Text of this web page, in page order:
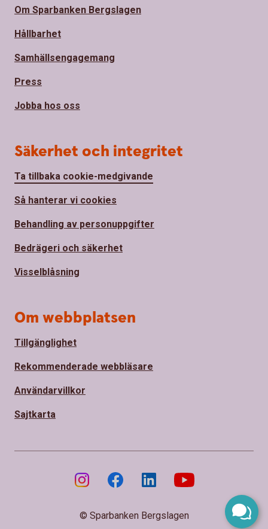
Om Sparbanken Bergslagen
Hållbarhet
Samhällsengagemang
Press
Jobba hos oss
Säkerhet och integritet
Ta tillbaka cookie-medgivande
Så hanterar vi cookies
Behandling av personuppgifter
Bedrägeri och säkerhet
Visselblåsning
Om webbplatsen
Tillgänglighet
Rekommenderade webbläsare
Användarvillkor
Sajtkarta
© Sparbanken Bergslagen